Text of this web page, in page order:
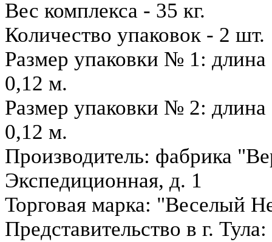
Вес комплекса - 35 кг.
Количество упаковок - 2 шт.
Размер упаковки № 1:
0,12 м.
Размер упаковки № 2:
0,12 м.
Производитель: фабрика
Экспедиционная, д. 1
Торговая марка: "Веселый
Представительство в г.